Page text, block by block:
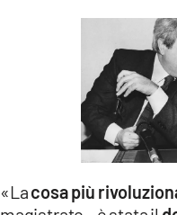
«Lacosa più